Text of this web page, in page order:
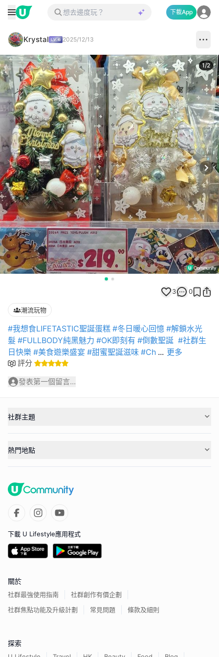
下載App
Krystal 2025/12/13
1/2
3 0
潮流玩物
#我想食LIFETASTIC聖誕蛋糕 #冬日暖心回憶 #解鎖水光
髮 #FULLBODY純黑魅力 #OK即刻有 #倒數聖誕 #社群生
日快樂 #美食遊樂盛宴 #甜蜜聖誕滋味 #Ch ... 更多
評分
發表第一個留言...
社群主題
熱門地點
下載 U Lifestyle應用程式
關於
社群最強使用指南
社群創作有價企劃
社群焦點功能及升級計劃
常見問題 條款及細則
探索